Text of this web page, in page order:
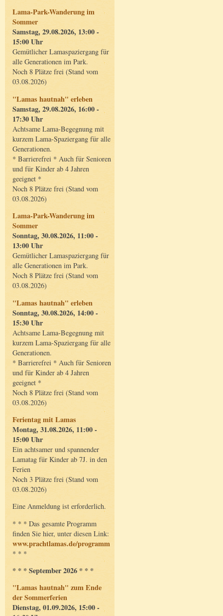
Lama-Park-Wanderung im
Sommer
Samstag, 29.08.2026, 13:00 -
15:00 Uhr
Gemütlicher Lamaspaziergang für
alle Generationen im Park.
Noch 8 Plätze frei (Stand vom
03.08.2026)
"Lamas hautnah" erleben
Samstag, 29.08.2026, 16:00 -
17:30 Uhr
Achtsame Lama-Begegnung mit
kurzem Lama-Spaziergang für alle
Generationen.
* Barrierefrei * Auch für Senioren
und für Kinder ab 4 Jahren
geeignet *
Noch 8 Plätze frei (Stand vom
03.08.2026)
Lama-Park-Wanderung im
Sommer
Sonntag, 30.08.2026, 11:00 -
13:00 Uhr
Gemütlicher Lamaspaziergang für
alle Generationen im Park.
Noch 8 Plätze frei (Stand vom
03.08.2026)
"Lamas hautnah" erleben
Sonntag, 30.08.2026, 14:00 -
15:30 Uhr
Achtsame Lama-Begegnung mit
kurzem Lama-Spaziergang für alle
Generationen.
* Barrierefrei * Auch für Senioren
und für Kinder ab 4 Jahren
geeignet *
Noch 8 Plätze frei (Stand vom
03.08.2026)
Ferientag mit Lamas
Montag, 31.08.2026, 11:00 -
15:00 Uhr
Ein achtsamer und spannender
Lamatag für Kinder ab 7J. in den
Ferien
Noch 3 Plätze frei (Stand vom
03.08.2026)
Eine Anmeldung ist erforderlich.
* * * Das gesamte Programm
finden Sie hier, unter diesen Link:
www.prachtlamas.de/programm
* * *
* * * September 2026 * * *
"Lamas hautnah" zum Ende
der Sommerferien
Dienstag, 01.09.2026, 15:00 -